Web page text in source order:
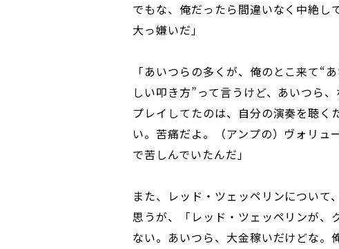
でもな、俺だったら間違いなく中絶
大っ嫌いだ」
「あいつらの多くが、俺のとこ来て“
しい叩き方”って言うけど、あいつら
プレイしてたのは、自分の演奏を聴
い。苦痛だよ。（アンプの）ヴォリュ
で苦しんでいたんだ」
また、レッド・ツェッペリンについて
思うが、「レッド・ツェッペリンが、
ない。あいつら、大金稼いだけどな。